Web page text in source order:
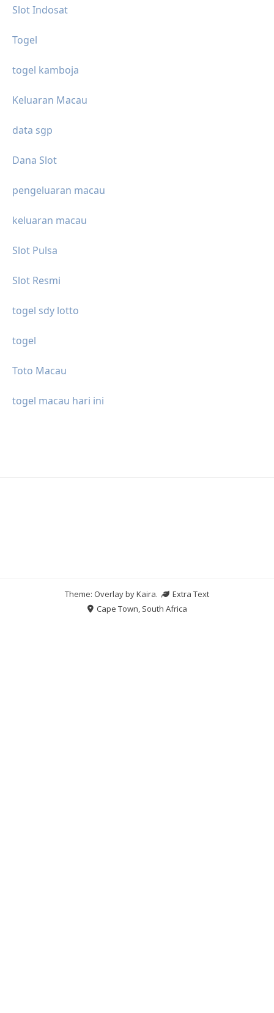
Slot Indosat
Togel
togel kamboja
Keluaran Macau
data sgp
Dana Slot
pengeluaran macau
keluaran macau
Slot Pulsa
Slot Resmi
togel sdy lotto
togel
Toto Macau
togel macau hari ini
Theme: Overlay byKaira.
Extra Text
Cape Town, South Africa